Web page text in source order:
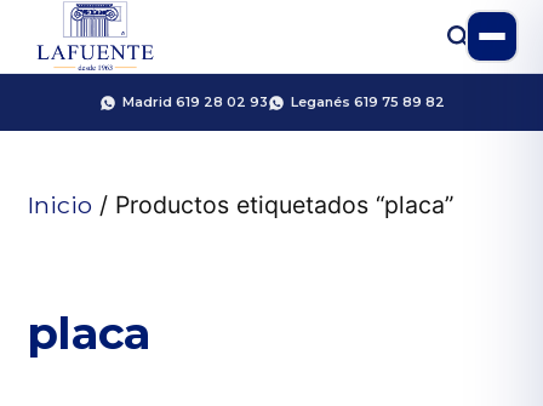
Madrid 619 28 02 93 Leganés 619 75 89 82
Inicio / Productos etiquetados “placa”
placa